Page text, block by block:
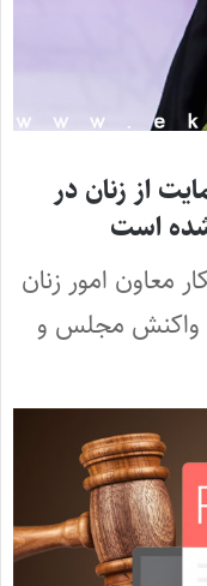
از زنان در
است
معاون امور زنان
واکنش مجلس و